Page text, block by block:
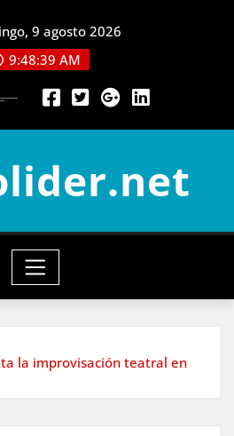
9 agosto 2026
9:48:40 AM
la improvisación teatral en